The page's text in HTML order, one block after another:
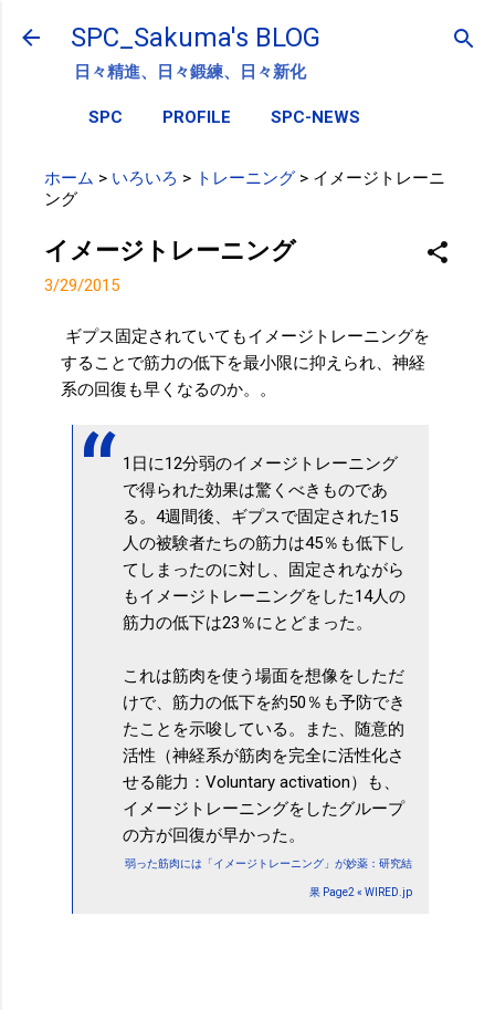
スキップしてメイン コンテンツに移動
SPC_Sakuma's BLOG
日々精進、日々鍛練、日々新化
SPC PROFILE SPC-NEWS
ホーム > いろいろ > トレーニング > イメージトレーニ
ング
イメージトレーニング
3/29/2015
ギプス固定されていてもイメージトレーニングを
することで筋力の低下を最小限に抑えられ、神経
系の回復も早くなるのか。。
1日に12分弱のイメージトレーニング
で得られた効果は驚くべきものであ
る。4週間後、ギプスで固定された15
人の被験者たちの筋力は45％も低下し
てしまったのに対し、固定されながら
もイメージトレーニングをした14人の
筋力の低下は23％にとどまった。
これは筋肉を使う場面を想像をしただ
けで、筋力の低下を約50％も予防でき
たことを示唆している。また、随意的
活性（神経系が筋肉を完全に活性化さ
せる能力：Voluntary activation）も、
イメージトレーニングをしたグループ
の方が回復が早かった。
弱った筋肉には「イメージトレーニング」が妙薬：研究結
果 Page2 « WIRED.jp